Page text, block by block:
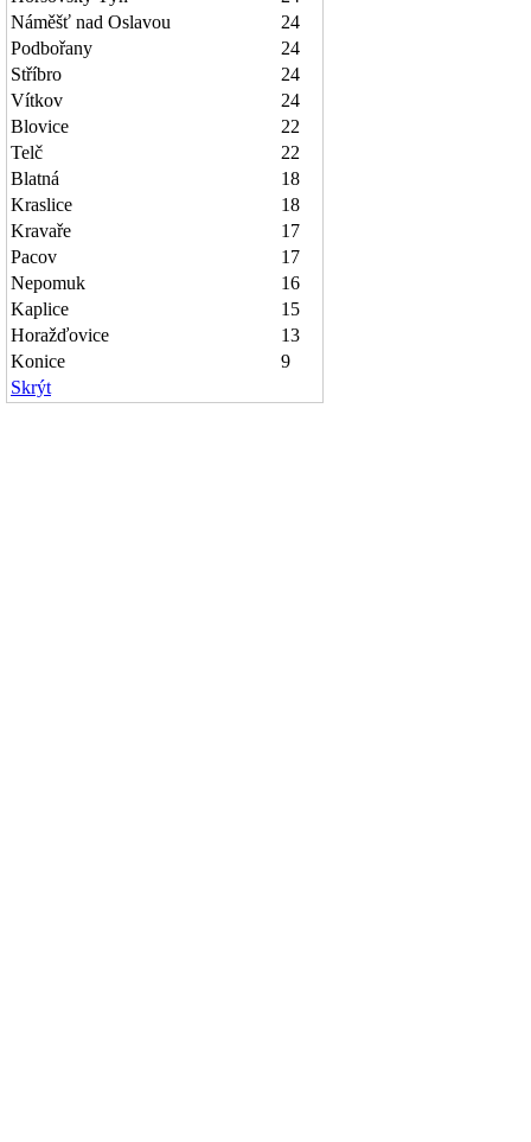
Náměšť nad Oslavou
24
Podbořany
24
Stříbro
24
Vítkov
24
Blovice
22
Telč
22
Blatná
18
Kraslice
18
Kravaře
17
Pacov
17
Nepomuk
16
Kaplice
15
Horažďovice
13
Konice
9
Skrýt